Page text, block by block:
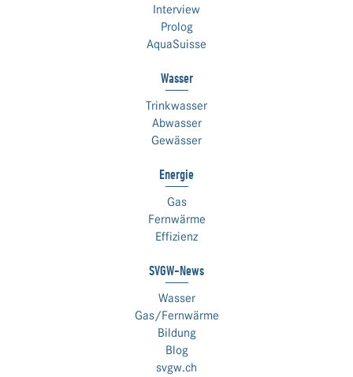
Interview
Prolog
AquaSuisse
Wasser
Trinkwasser
Abwasser
Gewässer
Energie
Gas
Fernwärme
Effizienz
SVGW-News
Wasser
Gas/Fernwärme
Bildung
Blog
svgw.ch